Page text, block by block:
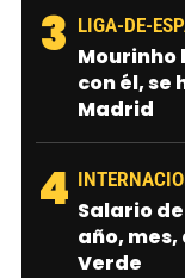
3 LIGA-DE-
Mourinho
con él, se
Madrid
4 Salario
año,
Verde